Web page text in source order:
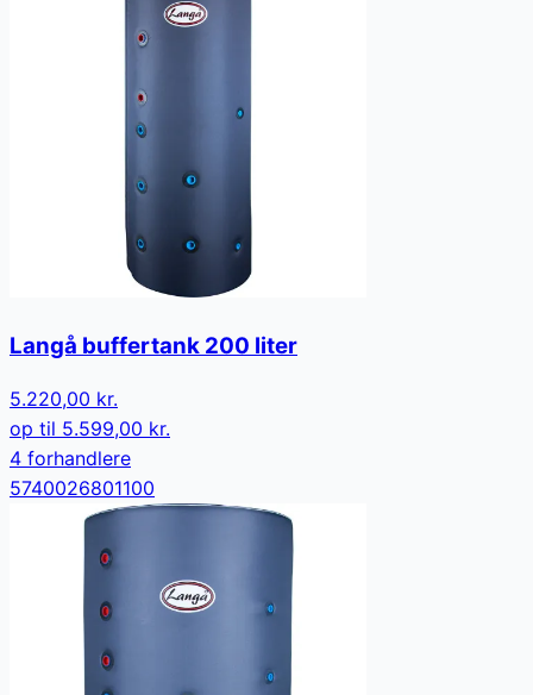
Langå buffertank 200 liter
5.220,00 kr.
op til 5.599,00 kr.
4 forhandlere
5740026801100